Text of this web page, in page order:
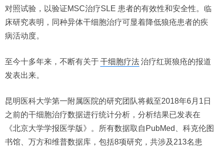
对照试验，以验证MSC治疗SLE 患者的有效性和安全性。临
床研究表明，同种异体干细胞治疗可显着降低狼疮患者的疾
病活动度。
至今十多年来，不断有关于干细胞疗法治疗红斑狼疮的报道
发表出来。
昆明医科大学第一附属医院的研究团队将截至2018年6月1日
之前的干细胞治疗数据进行统计分析，分析结果已发表在
《北京大学学报医学版》。所有数据取自PubMed、科克伦图
书馆、万方和维普数据库，包括8项研究，共涉及213名患